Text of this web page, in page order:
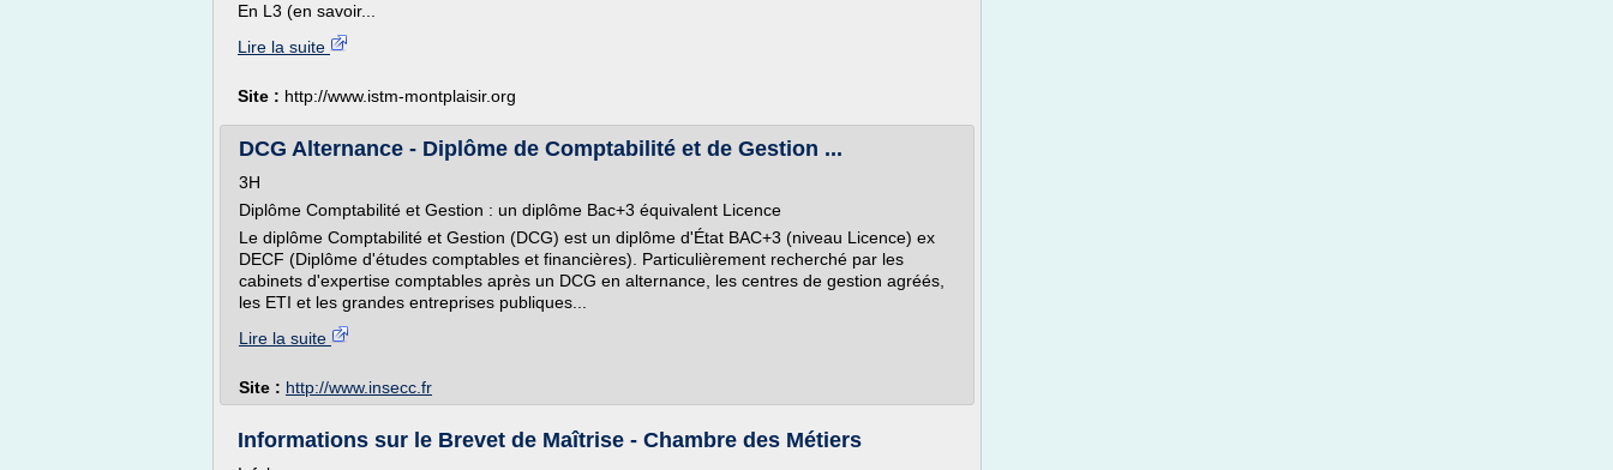
En L3 (en savoir...
Lire la suite
Site : http://www.istm-montplaisir.org
DCG Alternance - Diplôme de Comptabilité et de Gestion ...
3H
Diplôme Comptabilité et Gestion : un diplôme Bac+3 équivalent Licence
Le diplôme Comptabilité et Gestion (DCG) est un diplôme d'État BAC+3 (niveau Licence) ex
DECF (Diplôme d'études comptables et financières). Particulièrement recherché par les
cabinets d'expertise comptables après un DCG en alternance, les centres de gestion agréés,
les ETI et les grandes entreprises publiques...
Lire la suite
Site : http://www.insecc.fr
Informations sur le Brevet de Maîtrise - Chambre des Métiers